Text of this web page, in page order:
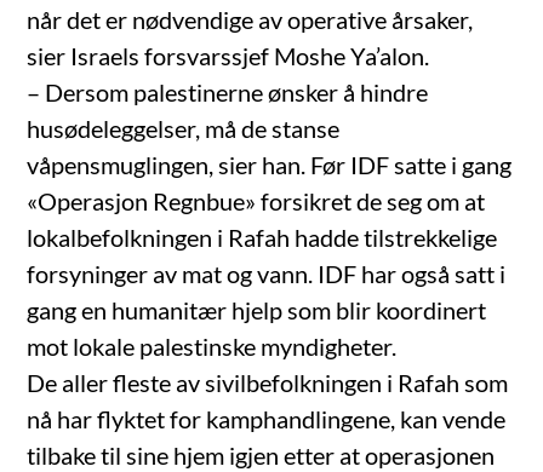
når det er nødvendige av operative årsaker,
sier Israels forsvarssjef Moshe Ya’alon.
– Dersom palestinerne ønsker å hindre
husødeleggelser, må de stanse
våpensmuglingen, sier han. Før IDF satte i gang
«Operasjon Regnbue» forsikret de seg om at
lokalbefolkningen i Rafah hadde tilstrekkelige
forsyninger av mat og vann. IDF har også satt i
gang en humanitær hjelp som blir koordinert
mot lokale palestinske myndigheter.
De aller fleste av sivilbefolkningen i Rafah som
nå har flyktet for kamphandlingene, kan vende
tilbake til sine hjem igjen etter at operasjonen